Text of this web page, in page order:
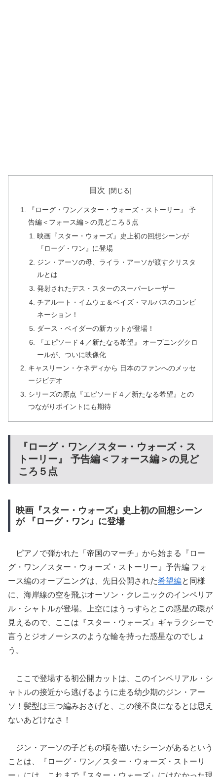
目次
『ローグ・ワン／スター・ウォーズ・ストーリー』 予
告編＜フォース編＞の見どころ５点
映画『スター・ウォーズ』史上初の回想シーンが
『ローグ・ワン』に登場
ジン・アーソの母、ライラ・アーソが渡すクリスタ
ルとは
発射されたデス・スターのスーパーレーザー
チアルート・イムウェ＆ベイズ・マルバスのコンビ
ネーション！
ダース・ベイダーの新カットが登場！
『エピソード４／新たなる希望』 オープニングクロ
ールが、ついに映像化
キャスリーン・ケネディから 日本のファンへのメッセ
ージビデオ
シリーズの原点『エピソード４／新たなる希望』との
つながりポイントにも期待
『ローグ・ワン／スター・ウォーズ・ス
トーリー』 予告編＜フォース編＞の見ど
ころ５点
映画『スター・ウォーズ』史上初の回想シーン
が 『ローグ・ワン』に登場
ピアノで弾かれた「帝国のマーチ」から始まる『ロー
グ・ワン／スター・ウォーズ・ストーリー』予告編 フォ
ース編のオープニングは、先日公開された希望編と同様
に、海岸線の空を飛ぶオーソン・クレニックのインペリア
ル・シャトルが登場。上空にはうっすらとこの惑星の環が
見えるので、ここは『スター・ウォーズ』ギャラクシーで
言うとジオノーシスのような輪を持った惑星なのでしょ
う。
ここで登場する初公開カットは、このインペリアル・シ
ャトルの接近から逃げるように走る幼少期のジン・アー
ソ！髪型は三つ編みおさげと、この後不良になるとは思え
ないあどけなさ！
ジン・アーソの子どもの頃を描いたシーンがあるという
ことは、『ローグ・ワン／スター・ウォーズ・ストーリ